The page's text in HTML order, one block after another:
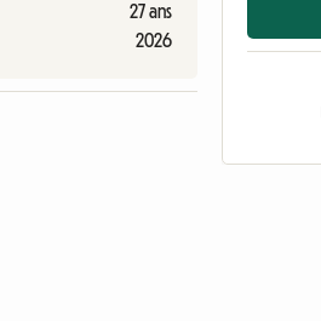
27 ans
2026